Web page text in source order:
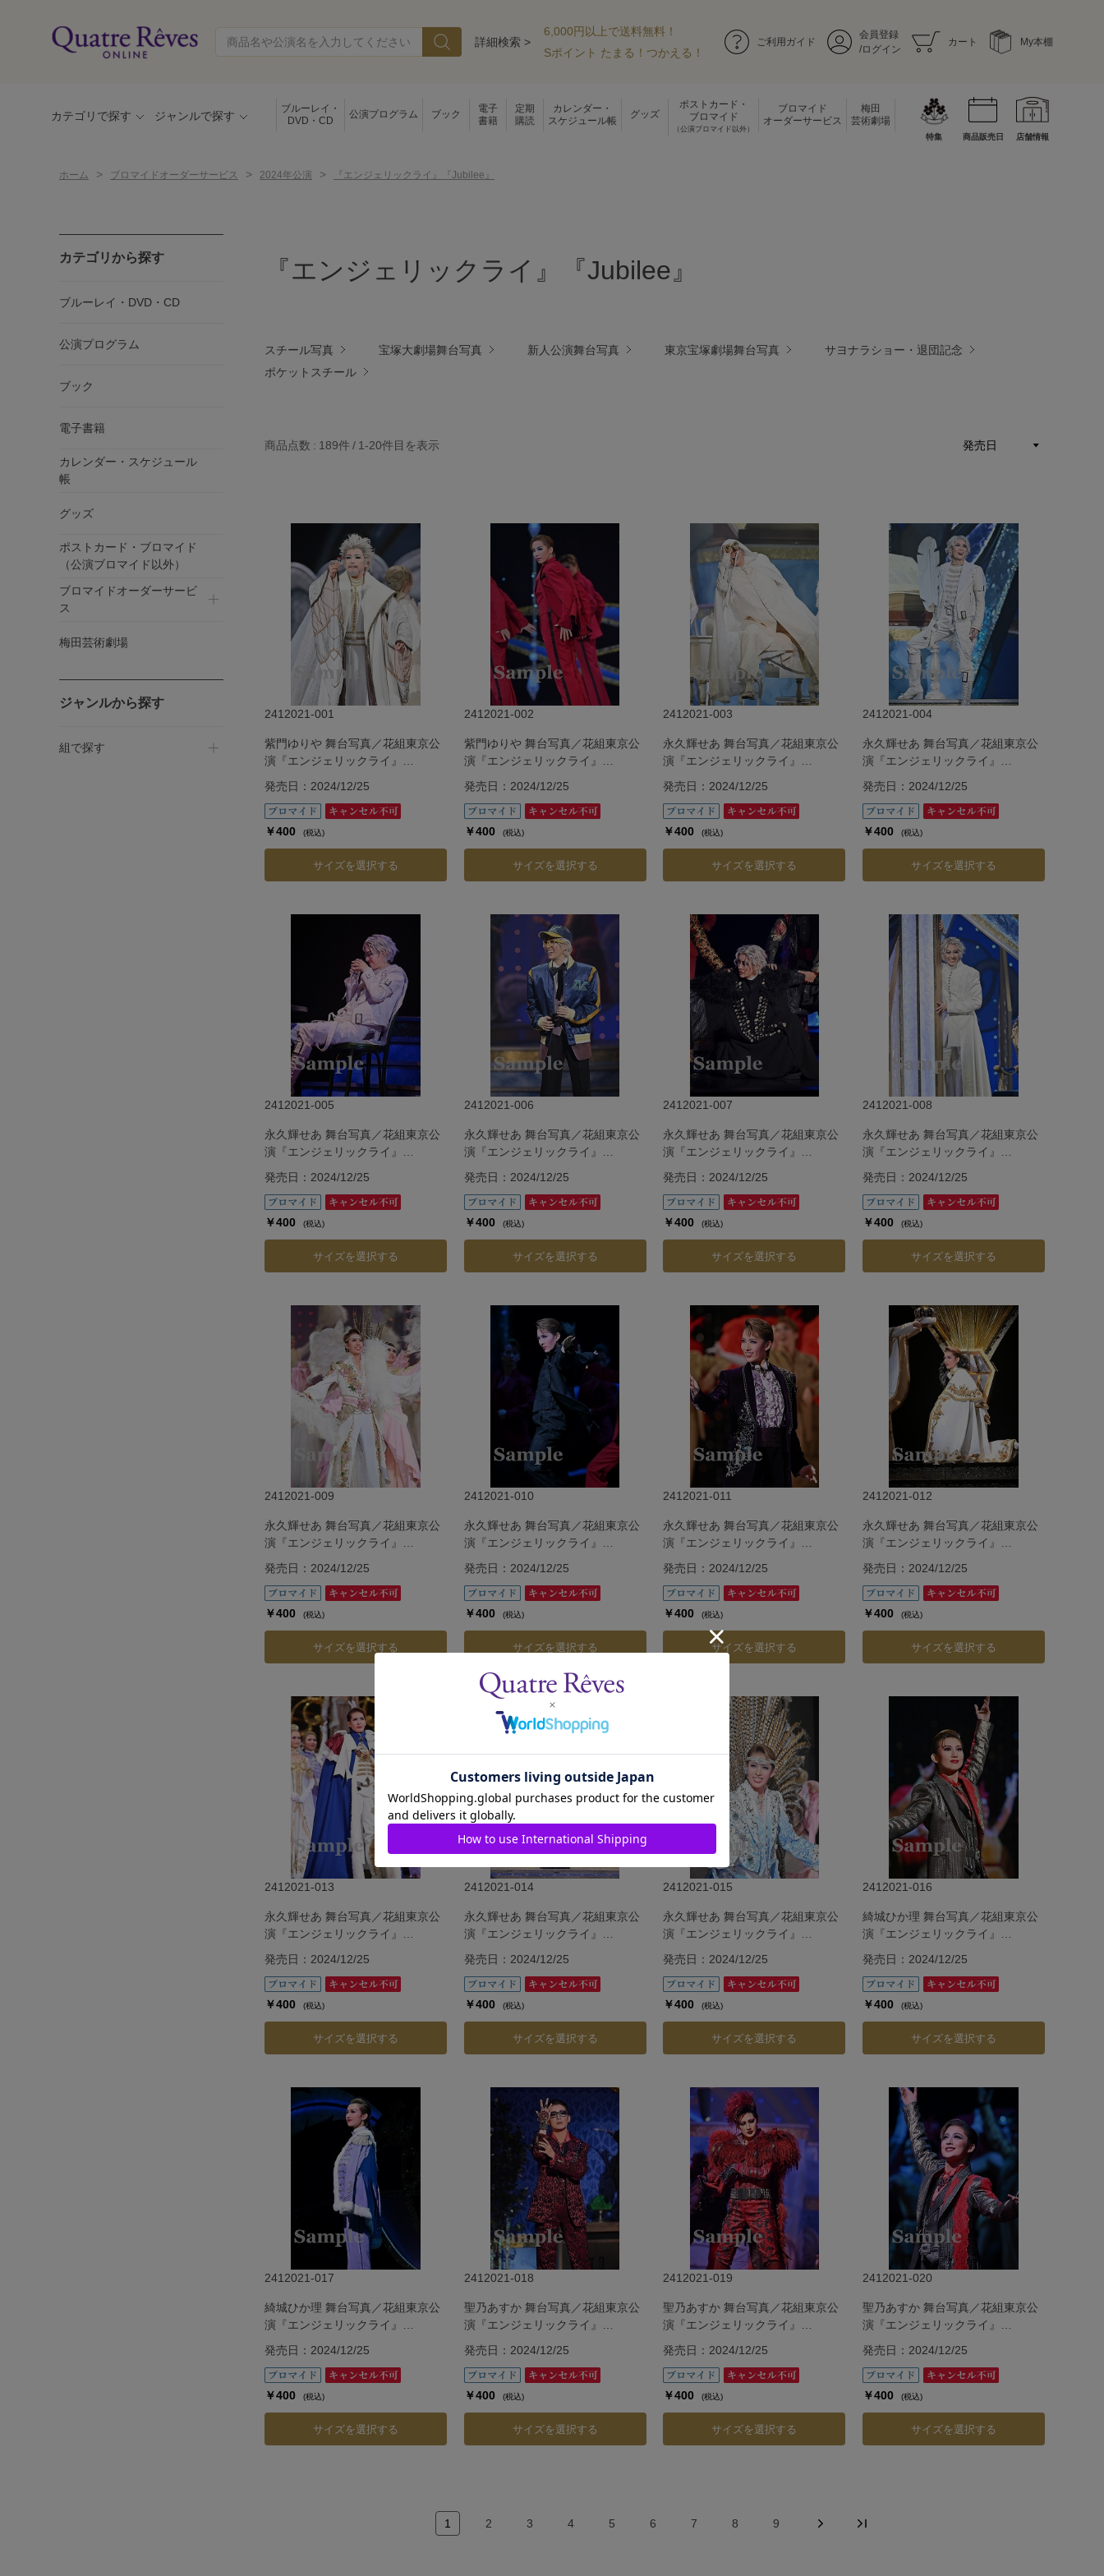
詳細検索 >
6,000円以上で送料無料！
Sポイント たまる！つかえる！
ご利用ガイド
会員登録
/ログイン
カート My本棚
カテゴリで探す ジャンルで探す
ブルーレイ・
DVD・CD
公演プログラム ブック
電子
書籍
定期
購読
カレンダー・
スケジュール帳
グッズ
ポストカード・
ブロマイド
（公演ブロマイド以外）
ブロマイド
オーダーサービス
梅田
芸術劇場
特集 商品販売日 店舗情報
ホーム > ブロマイドオーダーサービス > 2024年公演 > 『エンジェリックライ』『Jubilee』
カテゴリから探す
ブルーレイ・DVD・CD
公演プログラム
ブック
電子書籍
カレンダー・スケジュール
帳
グッズ
ポストカード・ブロマイド
（公演ブロマイド以外）
ブロマイドオーダーサービ
ス
梅田芸術劇場
ジャンルから探す
組で探す
『エンジェリックライ』『Jubilee』
スチール写真 宝塚大劇場舞台写真 新人公演舞台写真 東京宝塚劇場舞台写真
サヨナラショー・退団記念
ポケットスチール
商品点数 189件 1-20件目を表示
2412021-001
紫門ゆりや 舞台写真／花組東京公
演『エンジェリックライ』
『Jubilee』
発売日：2024/12/25
￥400 (税込)
サイズを選択する
2412021-002
紫門ゆりや 舞台写真／花組東京公
演『エンジェリックライ』
『Jubilee』
発売日：2024/12/25
￥400 (税込)
サイズを選択する
2412021-003
永久輝せあ 舞台写真／花組東京公
演『エンジェリックライ』
『Jubilee』
発売日：2024/12/25
￥400 (税込)
サイズを選択する
2412021-004
永久輝せあ 舞台写真／花組東京公
演『エンジェリックライ』
『Jubilee』
発売日：2024/12/25
￥400 (税込)
サイズを選択する
2412021-005
永久輝せあ 舞台写真／花組東京公
演『エンジェリックライ』
『Jubilee』
発売日：2024/12/25
￥400 (税込)
サイズを選択する
2412021-006
永久輝せあ 舞台写真／花組東京公
演『エンジェリックライ』
『Jubilee』
発売日：2024/12/25
￥400 (税込)
サイズを選択する
2412021-007
永久輝せあ 舞台写真／花組東京公
演『エンジェリックライ』
『Jubilee』
発売日：2024/12/25
￥400 (税込)
サイズを選択する
2412021-008
永久輝せあ 舞台写真／花組東京公
演『エンジェリックライ』
『Jubilee』
発売日：2024/12/25
￥400 (税込)
サイズを選択する
2412021-009
永久輝せあ 舞台写真／花組東京公
演『エンジェリックライ』
『Jubilee』
発売日：2024/12/25
￥400 (税込)
サイズを選択する
2412021-010
永久輝せあ 舞台写真／花組東京公
演『エンジェリックライ』
『Jubilee』
発売日：2024/12/25
￥400 (税込)
サイズを選択する
2412021-011
永久輝せあ 舞台写真／花組東京公
演『エンジェリックライ』
『Jubilee』
発売日：2024/12/25
￥400 (税込)
サイズを選択する
2412021-012
永久輝せあ 舞台写真／花組東京公
演『エンジェリックライ』
『Jubilee』
発売日：2024/12/25
￥400 (税込)
サイズを選択する
2412021-013
永久輝せあ 舞台写真／花組東京公
演『エンジェリックライ』
『Jubilee』
発売日：2024/12/25
￥400 (税込)
サイズを選択する
2412021-014
永久輝せあ 舞台写真／花組東京公
演『エンジェリックライ』
『Jubilee』
発売日：2024/12/25
￥400 (税込)
サイズを選択する
2412021-015
永久輝せあ 舞台写真／花組東京公
演『エンジェリックライ』
『Jubilee』
発売日：2024/12/25
￥400 (税込)
サイズを選択する
2412021-016
綺城ひか理 舞台写真／花組東京公
演『エンジェリックライ』
『Jubilee』
発売日：2024/12/25
￥400 (税込)
サイズを選択する
2412021-017
綺城ひか理 舞台写真／花組東京公
演『エンジェリックライ』
『Jubilee』
発売日：2024/12/25
￥400 (税込)
サイズを選択する
2412021-018
聖乃あすか 舞台写真／花組東京公
演『エンジェリックライ』
『Jubilee』
発売日：2024/12/25
￥400 (税込)
サイズを選択する
2412021-019
聖乃あすか 舞台写真／花組東京公
演『エンジェリックライ』
『Jubilee』
発売日：2024/12/25
￥400 (税込)
サイズを選択する
2412021-020
聖乃あすか 舞台写真／花組東京公
演『エンジェリックライ』
『Jubilee』
発売日：2024/12/25
￥400 (税込)
サイズを選択する
1 2 3 4 5 6 7 8 9